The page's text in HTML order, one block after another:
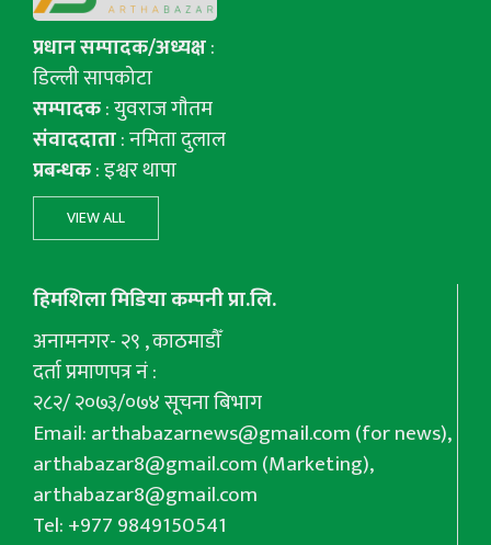
प्रधान सम्पादक/अध्यक्ष:
डिल्ली सापकोटा
सम्पादक: युवराज गाैतम
संवाददाता: नमिता दुलाल
प्रबन्धक: इश्वर थापा
VIEW ALL
हिमशिला मिडिया कम्पनी प्रा.लि.
अनामनगर- २९ , काठमाडौँ
दर्ता प्रमाणपत्र नं :
२८२/ २०७३/०७४ सूचना बिभाग
Email:arthabazarnews@gmail.com(for news),
arthabazar8@gmail.com(Marketing),
arthabazar8@gmail.com
Tel: +977 9849150541